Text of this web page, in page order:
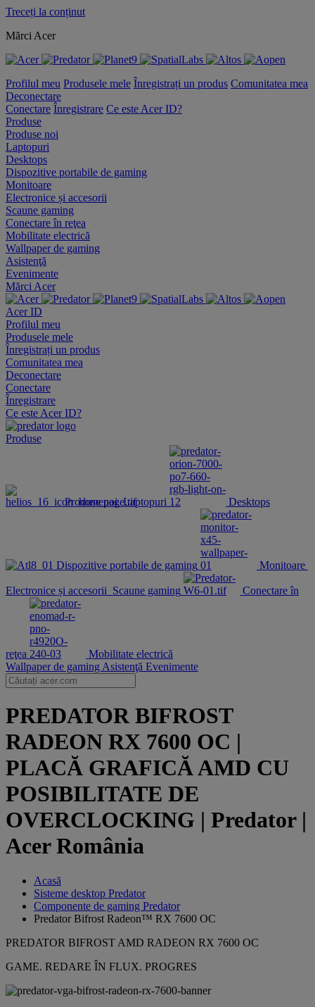
Treceți la conținut
Mărci Acer
Profilul meu Produsele mele Înregistrați un produs Comunitatea mea
Deconectare
Conectare Înregistrare Ce este Acer ID?
Produse
Produse noi
Laptopuri
Desktops
Dispozitive portabile de gaming
Monitoare
Electronice și accesorii
Scaune gaming
Conectare în reţea
Mobilitate electrică
Wallpaper de gaming
Asistenţă
Evenimente
Mărci Acer
Acer ID
Profilul meu
Produsele mele
Înregistrați un produs
Comunitatea mea
Deconectare
Conectare
Înregistrare
Ce este Acer ID?
Produse
Produse noi Laptopuri Desktops
Dispozitive portabile de gaming Monitoare
Electronice și accesorii Scaune gaming Conectare în
reţea
Mobilitate electrică
Wallpaper de gaming Asistenţă Evenimente
PREDATOR BIFROST
RADEON RX 7600 OC |
PLACĂ GRAFICĂ AMD CU
POSIBILITATE DE
OVERCLOCKING | Predator |
Acer România
Acasă
Sisteme desktop Predator
Componente de gaming Predator
Predator Bifrost Radeon™ RX 7600 OC
PREDATOR BIFROST AMD RADEON RX 7600 OC
GAME. REDARE ÎN FLUX. PROGRES